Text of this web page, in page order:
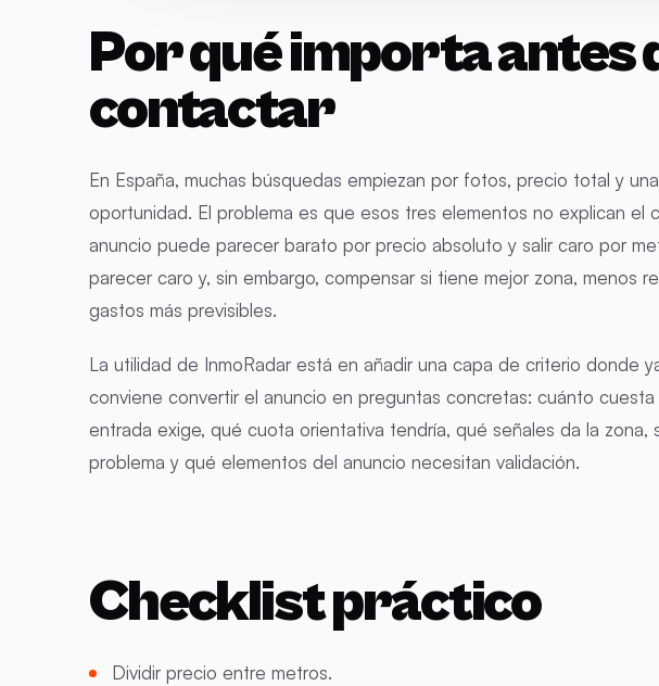
Por qué importa antes
contactar
En España, muchas búsquedas empiezan por fotos, precio total y
oportunidad. El problema es que esos tres elementos no explican el
anuncio puede parecer barato por precio absoluto y salir caro por
parecer caro y, sin embargo, compensar si tiene mejor zona, menos
gastos más previsibles.
La utilidad de InmoRadar está en añadir una capa de criterio donde
conviene convertir el anuncio en preguntas concretas: cuánto
entrada exige, qué cuota orientativa tendría, qué señales da la zona,
problema y qué elementos del anuncio necesitan validación.
Checklist práctico
Dividir precio entre metros.